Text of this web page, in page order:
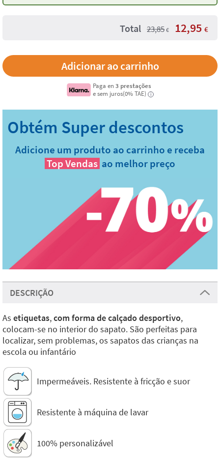
Total 23,85 € 12,95 €
Paga en3 prestações
e sem juros(0% TAE)
i
Adicione um produto ao carrinho e receba
Top Vendas ao melhor preço
DESCRIÇÃO
As etiquetas,com forma de calçado desportivo,
colocam-se no interior do sapato. São perfeitas para
localizar, sem problemas, os sapatos das crianças na
escola ou infantário
Impermeáveis. Resistente à fricção e suor
Resistente à máquina de lavar
100% personalizável